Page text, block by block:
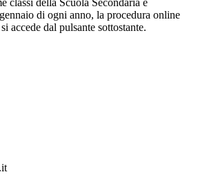
classi della Scuola Secondaria è
di ogni anno, la procedura online
accede dal pulsante sottostante.